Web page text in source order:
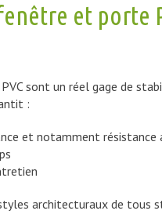
et porte
sont un réel gage de
:
et notamment résistance
architecturaux de